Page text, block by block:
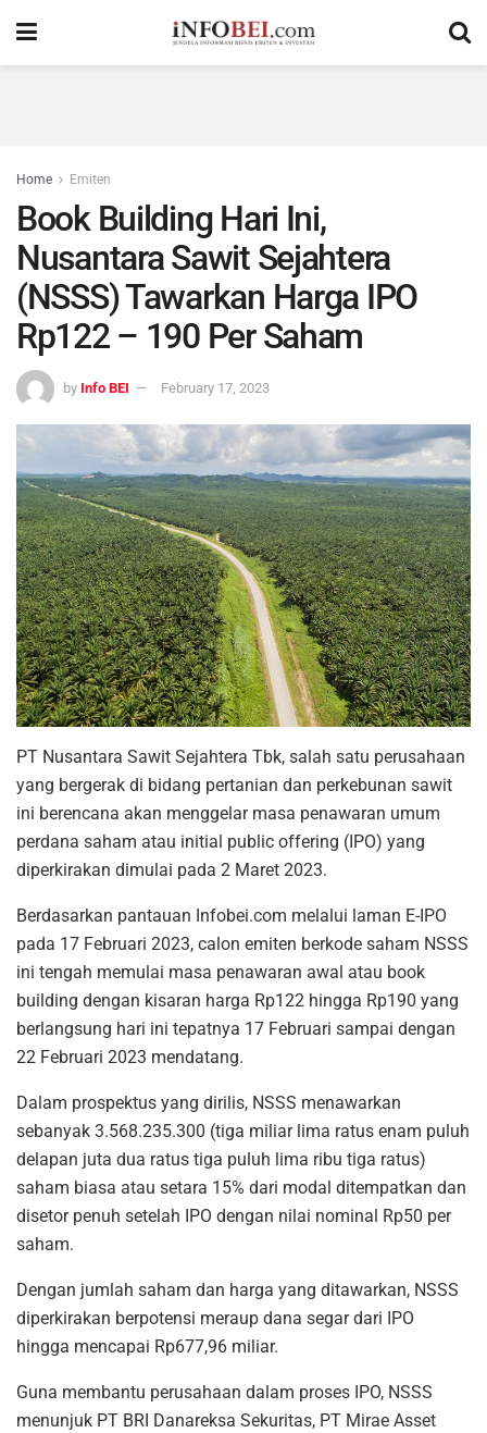
Home Emiten
Book Building Hari Ini,
Nusantara Sawit Sejahtera
(NSSS) Tawarkan Harga IPO
Rp122 – 190 Per Saham
by Info BEI February 17, 2023
PT Nusantara Sawit Sejahtera Tbk, salah satu perusahaan
yang bergerak di bidang pertanian dan perkebunan sawit
ini berencana akan menggelar masa penawaran umum
perdana saham atau initial public offering (IPO) yang
diperkirakan dimulai pada 2 Maret 2023.
Berdasarkan pantauan Infobei.com melalui laman E-IPO
pada 17 Februari 2023, calon emiten berkode saham NSSS
ini tengah memulai masa penawaran awal atau book
building dengan kisaran harga Rp122 hingga Rp190 yang
berlangsung hari ini tepatnya 17 Februari sampai dengan
22 Februari 2023 mendatang.
Dalam prospektus yang dirilis, NSSS menawarkan
sebanyak 3.568.235.300 (tiga miliar lima ratus enam puluh
delapan juta dua ratus tiga puluh lima ribu tiga ratus)
saham biasa atau setara 15% dari modal ditempatkan dan
disetor penuh setelah IPO dengan nilai nominal Rp50 per
saham.
Dengan jumlah saham dan harga yang ditawarkan, NSSS
diperkirakan berpotensi meraup dana segar dari IPO
hingga mencapai Rp677,96 miliar.
Guna membantu perusahaan dalam proses IPO, NSSS
menunjuk PT BRI Danareksa Sekuritas, PT Mirae Asset